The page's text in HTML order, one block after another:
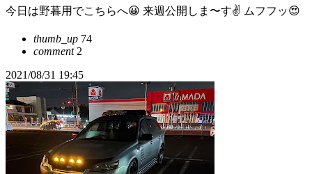
今日は野暮用でこちらへ😀 来週公開しま〜す✌ ムフフッ😍
thumb_up 74
comment2
2021/08/31 19:45